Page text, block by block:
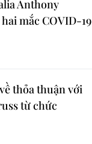
Anthony
mắc COVID-19
thỏa thuận với
từ chức